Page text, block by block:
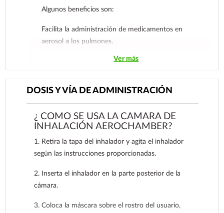
Algunos beneficios son:
Facilita la administración de medicamentos en
aerosol a los pulmones.
un indicador de flujo respiratorio.
Permite un uso más eficiente del aerosol gracias a
pmDI reforzado.
Ver más
DOSIS Y VÍA DE ADMINISTRACIÓN
¿ CÓMO SE USA LA CÁMARA DE
INHALACIÓN AEROCHAMBER?
1. Retira la tapa del inhalador y agita el inhalador
según las instrucciones proporcionadas.
2. Inserta el inhalador en la parte posterior de la
cámara.
3. Coloca la máscara sobre el rostro del usuario,